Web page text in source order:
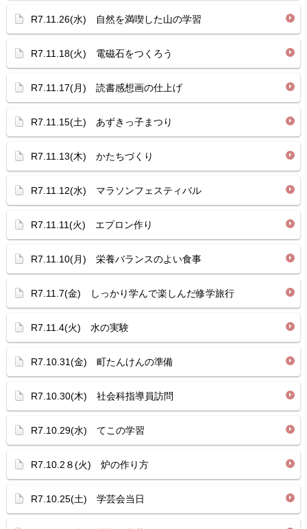
R7.11.26(水) 自然を満喫した山の学習
R7.11.18(火) 電磁石をつくろう
R7.11.17(月) 読書感想画の仕上げ
R7.11.15(土) あずきっ子まつり
R7.11.13(木) かたちづくり
R7.11.12(水) マラソンフェスティバル
R7.11.11(火) エプロン作り
R7.11.10(月) 栄養バランスのよい食事
R7.11.7(金) しっかり学んで楽しんだ修学旅行
R7.11.4(火) 水の実験
R7.10.31(金) 町たんけんの準備
R7.10.30(木) 社会科指導員訪問
R7.10.29(水) てこの学習
R7.10.2８(火) 炉の作り方
R7.10.25(土) 学芸会当日